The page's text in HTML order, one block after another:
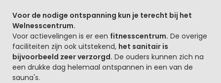
Voor de nodige ontspanning kun je terecht bij het
Welnesscentrum.
Voor actievelingen is er een fitnesscentrum. De overige
faciliteiten zijn ook uitstekend, het sanitair is
bijvoorbeeld zeer verzorgd. De ouders kunnen zich na
een drukke dag helemaal ontspannen in een van de
sauna's.